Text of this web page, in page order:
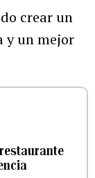
crear un
y un mejor